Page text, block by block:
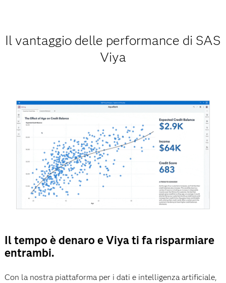
Il vantaggio delle performance di SAS
Viya
Il tempo è denaro e Viya ti fa risparmiare
entrambi.
Con la nostra piattaforma per i dati e intelligenza artificiale,